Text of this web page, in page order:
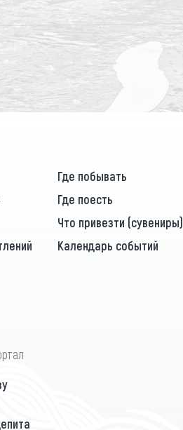
Где побывать
Где поесть
Что привезти (сувениры)
Календарь событий